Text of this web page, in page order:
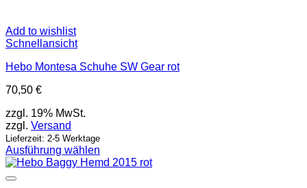
Add to wishlist
Schnellansicht
Hebo Montesa Schuhe SW Gear rot
70,50 €
zzgl. 19% MwSt.
zzgl. Versand
Lieferzeit: 2-5 Werktage
Ausführung wählen
Dieses
Produkt